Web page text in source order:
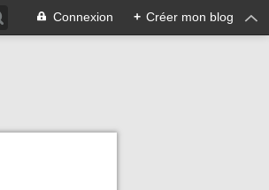
Connexion + Créer mon blog